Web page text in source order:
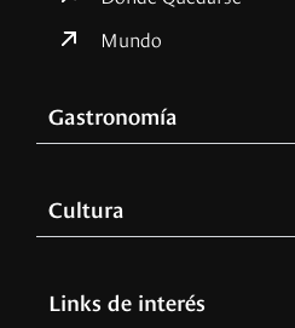
Mundo
Gastronomía
Cultura
Links de interés